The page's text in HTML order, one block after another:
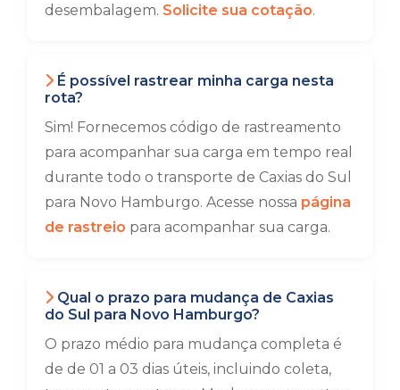
desembalagem. Solicite sua cotação.
É possível rastrear minha carga nesta
rota?
Sim! Fornecemos código de rastreamento
para acompanhar sua carga em tempo real
durante todo o transporte de Caxias do Sul
para Novo Hamburgo. Acesse nossa página
de rastreio para acompanhar sua carga.
Qual o prazo para mudança de Caxias
do Sul para Novo Hamburgo?
O prazo médio para mudança completa é
de de 01 a 03 dias úteis, incluindo coleta,